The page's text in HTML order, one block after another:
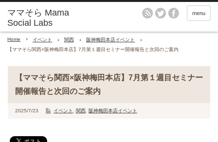
menu
Home イベント 関西
阪神梅田本店イベント
【ママそら関西×阪神梅田本店】7月第１週目セミナー開催報告と次回のご案内
【ママそら関西×阪神梅田本店】7月第１週目セミナー
開催報告と次回のご案内
2025/7/23 イベント 関西 阪神梅田本店イベント